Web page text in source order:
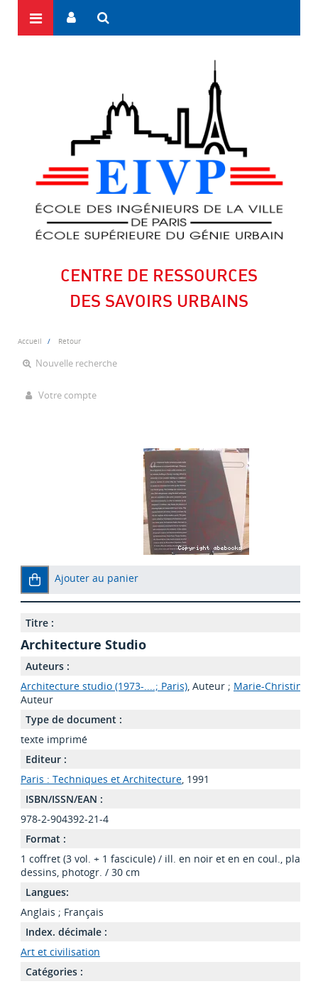
CENTRE DE RESSOURCES
DES SAVOIRS URBAINS
Accueil Retour
Nouvelle recherche
Votre compte
Ajouter au panier
Titre :
Architecture Studio
Auteurs :
Architecture studio (1973-....; Paris), Auteur ; Marie-Christine
Auteur
Type de document :
texte imprimé
Editeur :
Paris : Techniques et Architecture, 1991
ISBN/ISSN/EAN :
978-2-904392-21-4
Format :
1 coffret (3 vol. + 1 fascicule) / ill. en noir et en en coul., plans,
dessins, photogr. / 30 cm
Langues:
Anglais ; Français
Index. décimale :
Art et civilisation
Catégories :